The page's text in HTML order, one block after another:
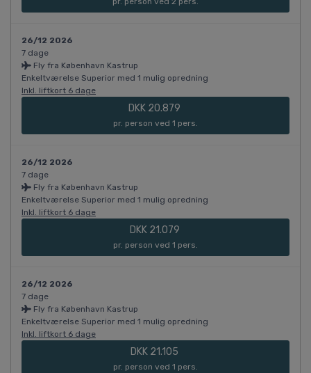
26/12 2026
7 dage
Fly fra København Kastrup
Enkeltværelse Superior med 1 mulig opredning
Inkl. liftkort 6 dage
DKK 20.879
pr. person ved 1 pers.
26/12 2026
7 dage
Fly fra København Kastrup
Enkeltværelse Superior med 1 mulig opredning
Inkl. liftkort 6 dage
DKK 21.079
pr. person ved 1 pers.
26/12 2026
7 dage
Fly fra København Kastrup
Enkeltværelse Superior med 1 mulig opredning
Inkl. liftkort 6 dage
DKK 21.105
pr. person ved 1 pers.